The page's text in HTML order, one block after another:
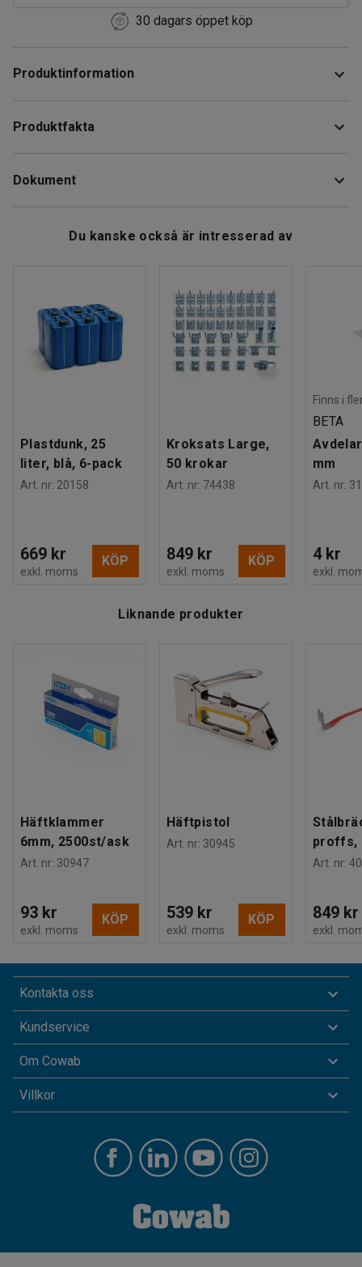
30 dagars öppet köp
Produktinformation
Produktfakta
Antal / förpackning
kg
Dokument
Du kanske också är intresserad av
Plastdunk, 25
liter, blå, 6-pack
Art. nr: 20158
669 kr
exkl. moms
KÖP
Kroksats Large,
50 krokar
Art. nr: 74438
849 kr
exkl. moms
KÖP
Finns i
BETA
mm
Art. nr:
4 kr
exkl.
Liknande produkter
Häftklammer
6mm, 2500st/ask
Art. nr: 30947
93 kr
exkl. moms
KÖP
Häftpistol
Art. nr: 30945
539 kr
exkl. moms
KÖP
proffs,
Art. nr:
849 kr
exkl.
Kontakta oss
Kundservice
Om Cowab
Villkor